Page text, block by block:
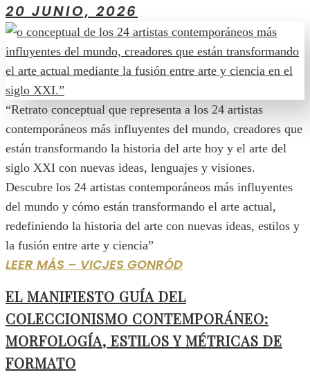
20 JUNIO, 2026
“Retrato conceptual que representa a los 24 artistas
contemporáneos más influyentes del mundo, creadores que
están transformando la historia del arte hoy y el arte del
siglo XXI con nuevas ideas, lenguajes y visiones.
Descubre los 24 artistas contemporáneos más influyentes
del mundo y cómo están transformando el arte actual,
redefiniendo la historia del arte con nuevas ideas, estilos y
la fusión entre arte y ciencia”
LEER MÁS – VICJES GONRÓD
EL MANIFIESTO GUÍA DEL
COLECCIONISMO CONTEMPORÁNEO:
MORFOLOGÍA, ESTILOS Y MÉTRICAS DE
FORMATO